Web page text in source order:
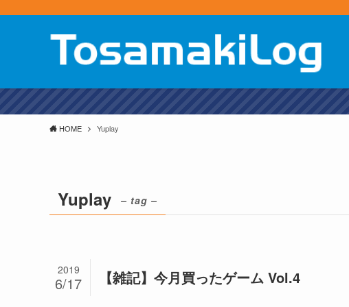
GTAOの週間
HOME Yuplay
Yuplay – tag –
【雑記】今月買ったゲーム Vol.4
2019
6/17